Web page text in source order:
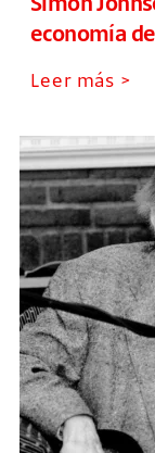
economía
Leer más >